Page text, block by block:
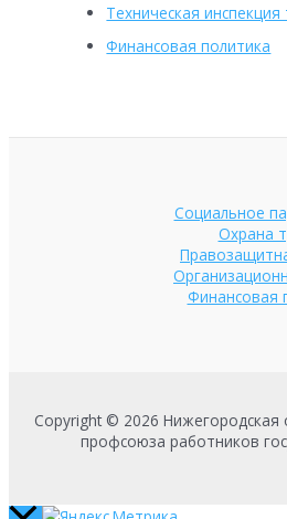
Техническая инспекция
Финансовая политика
Социальное
Охрана
Финансовая
Copyright © 2026 Нижегородская
профсоюза работников
Пролистать